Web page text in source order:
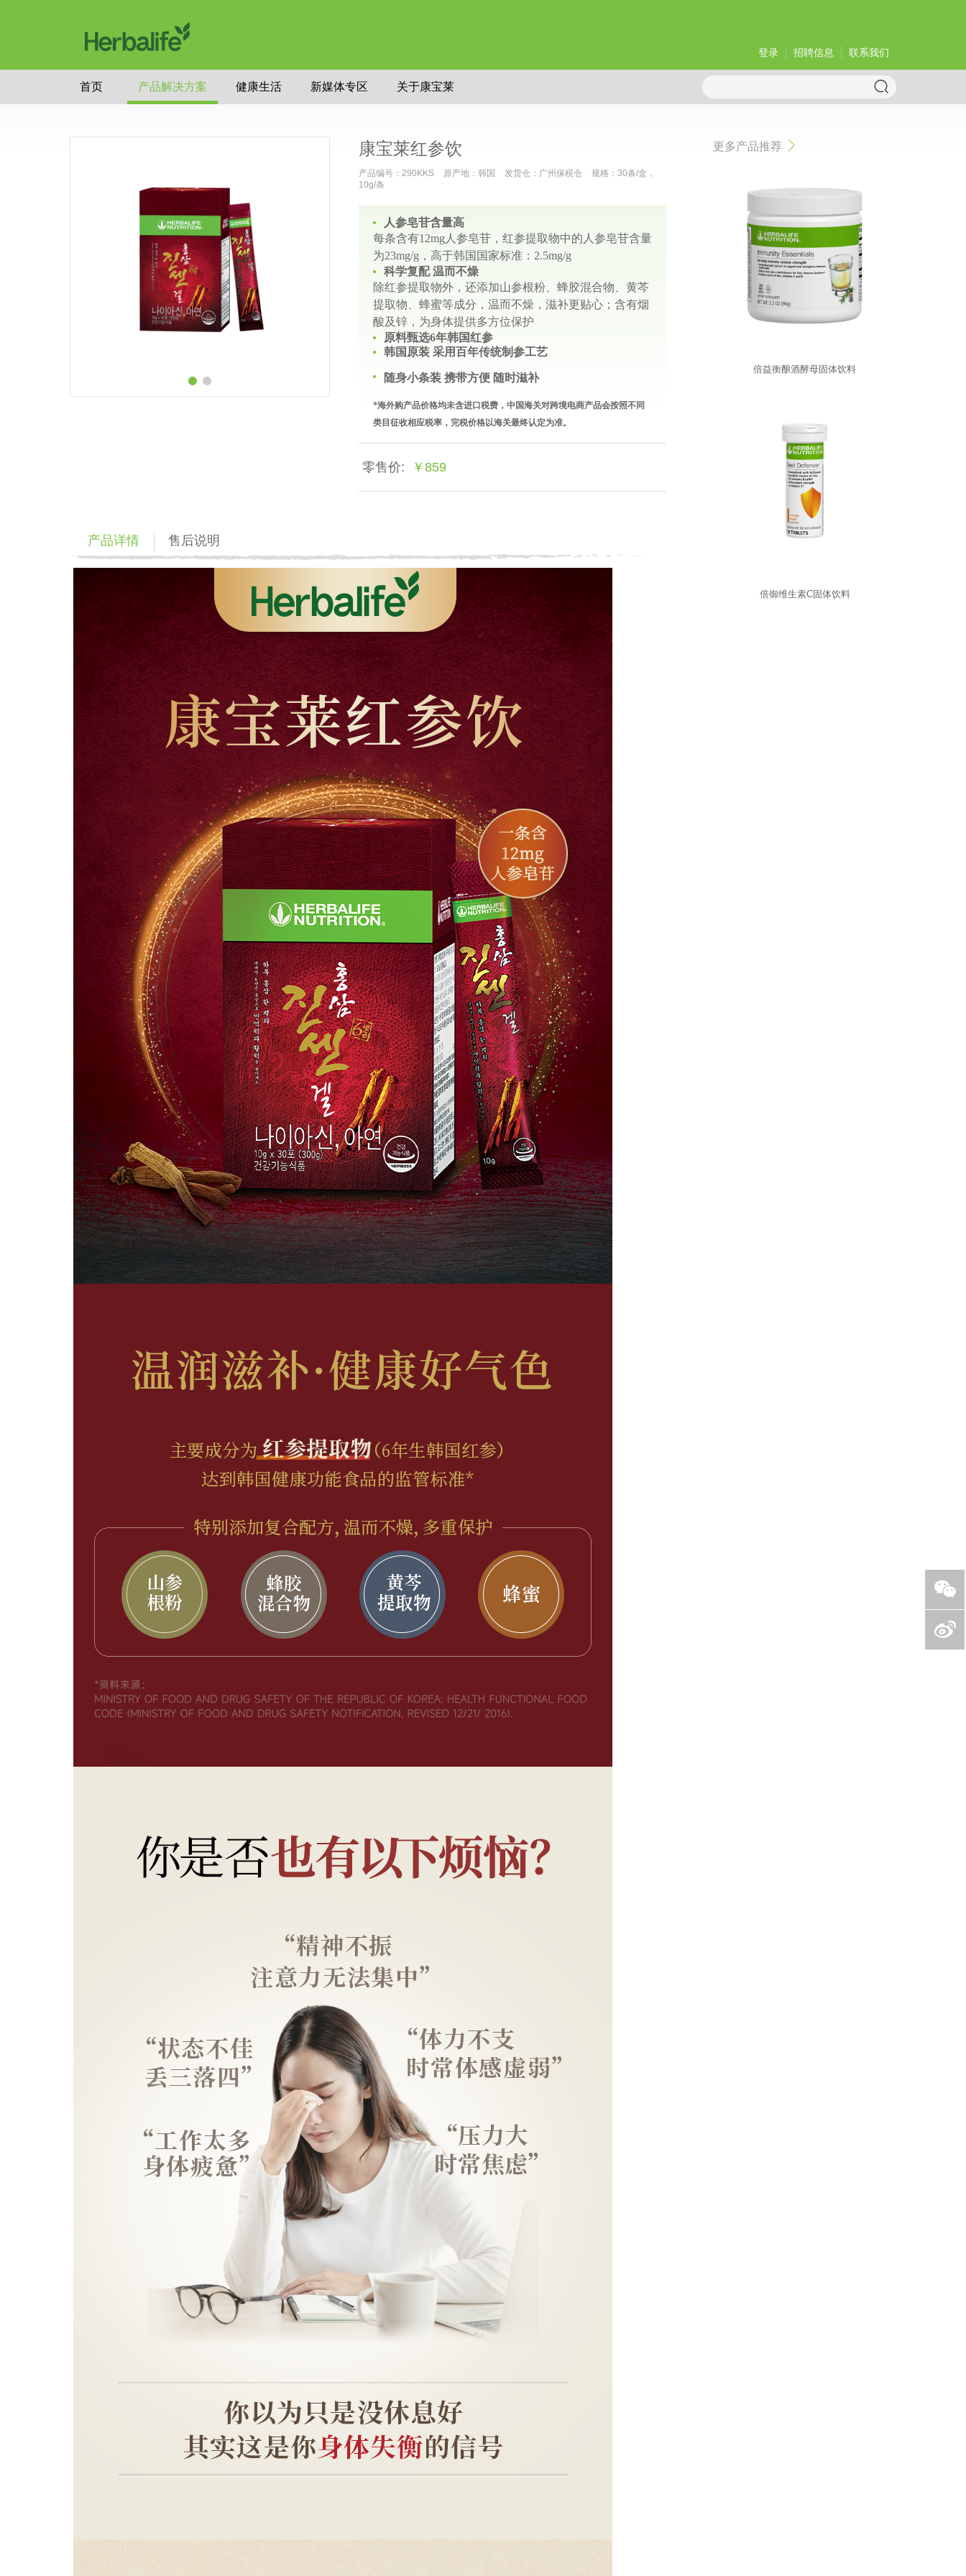
登录 招聘信息 联系我们
首页 产品解决方案 健康生活 新媒体专区 关于康宝莱
康宝莱红参饮
产品编号：290KKS 原产地：韩国 发货仓：广州保税仓
规格：30条/盒，
10g/条
人参皂苷含量高
每条含有12mg人参皂苷，红参提取物中的人参皂苷含量
为23mg/g，高于韩国国家标准：2.5mg/g
科学复配 温而不燥
除红参提取物外，还添加山参根粉、蜂胶混合物、黄芩
提取物、蜂蜜等成分，温而不燥，滋补更贴心；含有烟
酸及锌，为身体提供多方位保护
原料甄选6年韩国红参
韩国原装 采用百年传统制参工艺
随身小条装 携带方便 随时滋补
*海外购产品价格均未含进口税费，中国海关对跨境电商产品会按照不同
类目征收相应税率，完税价格以海关最终认定为准。
零售价: ￥859
产品详情 售后说明
更多产品推荐
倍益衡酿酒酵母固体饮料
倍御维生素C固体饮料